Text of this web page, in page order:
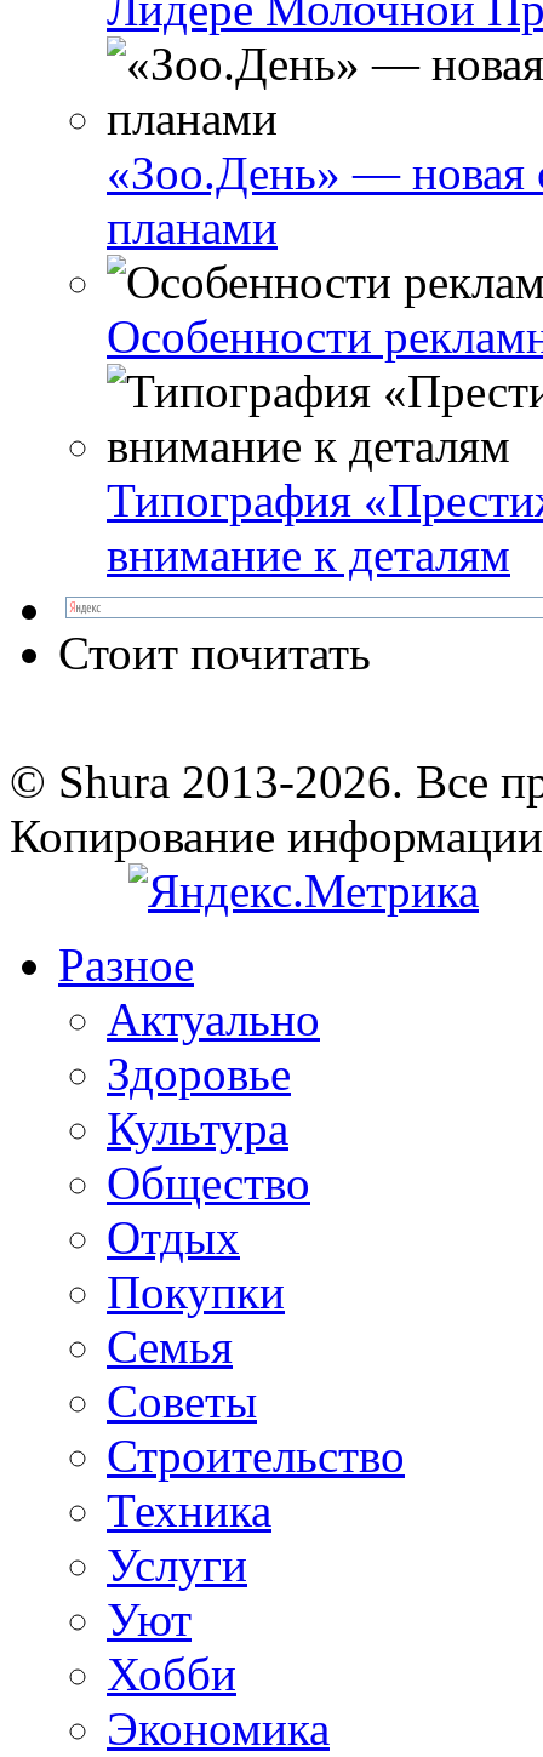
«Зоо.День» — новая
планами
Особенности
Типография
внимание к деталям
Стоит почитать
© Shura 2013-2026. Все
Копирование
Разное
Актуально
Здоровье
Культура
Общество
Отдых
Покупки
Семья
Советы
Строительство
Техника
Услуги
Уют
Хобби
Экономика